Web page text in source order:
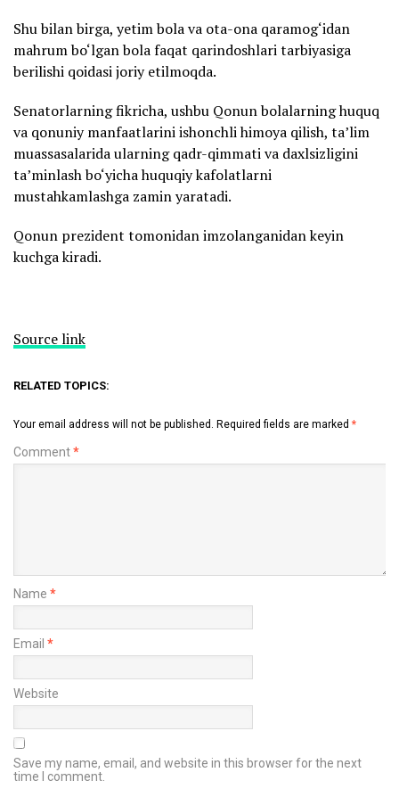
Shu bilan birga, yetim bola va ota-ona qaramog‘idan
mahrum bo‘lgan bola faqat qarindoshlari tarbiyasiga
berilishi qoidasi joriy etilmoqda.
Senatorlarning fikricha, ushbu Qonun bolalarning huquq
va qonuniy manfaatlarini ishonchli himoya qilish, ta’lim
muassasalarida ularning qadr-qimmati va daxlsizligini
ta’minlash bo‘yicha huquqiy kafolatlarni
mustahkamlashga zamin yaratadi.
Qonun prezident tomonidan imzolanganidan keyin
kuchga kiradi.
Source link
RELATED TOPICS:
Your email address will not be published. Required fields are marked *
Comment*
Name *
Email *
Website
Save my name, email, and website in this browser for the next
time I comment.